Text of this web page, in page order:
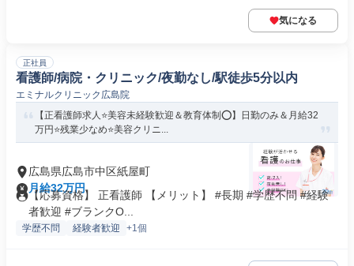
気になる
正社員
看護師/病院・クリニック/夜勤なし/駅徒歩5分以内
エミナルクリニック広島院
【正看護師求人⭐美容未経験歓迎＆教育体制⭕】日勤のみ＆月給32
万円⭐残業少なめ⭐美容クリニ...
広島県広島市中区紙屋町
月給32万円
【応募資格】 正看護師 【メリット】 #長期 #学歴不問 #経験
者歓迎 #ブランクO...
学歴不問 経験者歓迎 +1個